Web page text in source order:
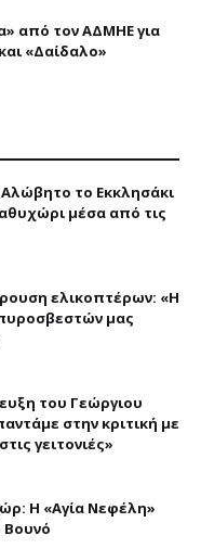
από τον ΑΔΜΗΕ για
«Δαίδαλο»
το Eκκλησάκι
μέσα από τις
ελικοπτέρων: «Η
μας
του Γεώργιου
στην κριτική με
γειτονιές»
H «Aγία Nεφέλη»